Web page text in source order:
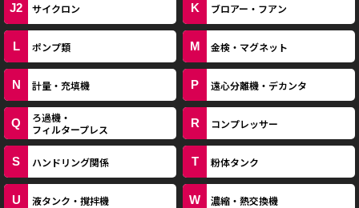
J2 サイクロン K ブロアー・フアン
L ポンプ類 M 金検・マグネット
N 計量・充填機 P 遠心分離機・デカンタ
Q
ろ過機・
フィルタープレス
R コンプレッサー
S ハンドリング関係 T 粉体タンク
U 液タンク・撹拌機 W 濃縮・熱交換機